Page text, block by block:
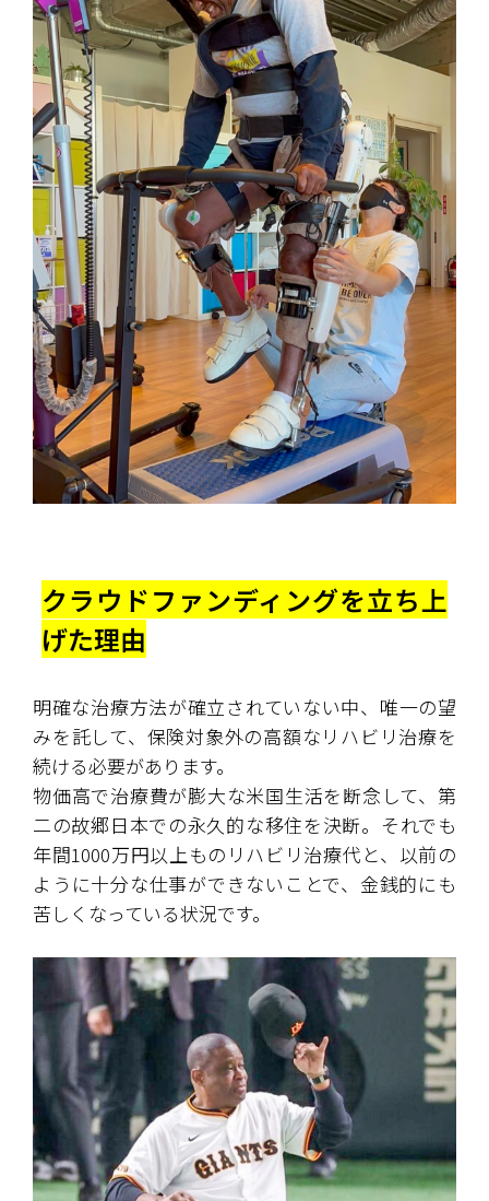
クラウドファンディングを立ち上
げた理由
明確な治療方法が確立されていない中、唯一の望
みを託して、保険対象外の高額なリハビリ治療を
続ける必要があります。
物価高で治療費が膨大な米国生活を断念して、第
二の故郷日本での永久的な移住を決断。それでも
年間1000万円以上ものリハビリ治療代と、以前の
ように十分な仕事ができないことで、金銭的にも
苦しくなっている状況です。